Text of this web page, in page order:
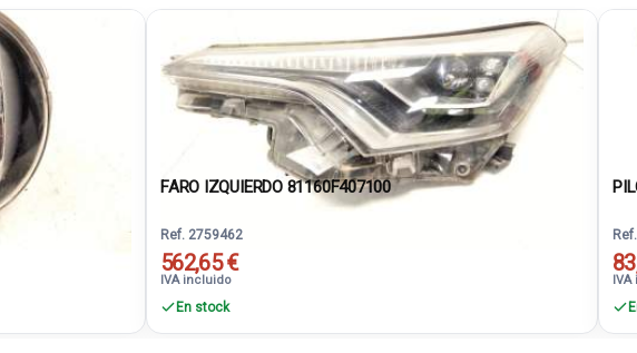
FARO IZQUIERDO 81160F407100
Ref. 2759462
562,65 €
IVA incluido
En stock